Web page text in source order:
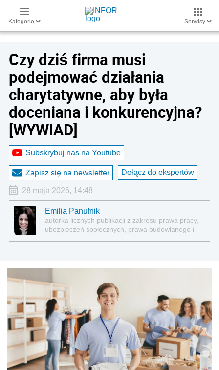
Kategorie Serwisy
Czy dziś firma musi
podejmować działania
charytatywne, aby była
doceniana i konkurencyjna?
[WYWIAD]
Subskrybuj nas na Youtube
Zapisz się na newsletter Dołącz do ekspertów
28 maja 2026, 14:48
Emilia Panufnik
autorka licznych publikacji z zakresu prawa pracy,
ubezpieczeń społecznych, prawa budowlanego i